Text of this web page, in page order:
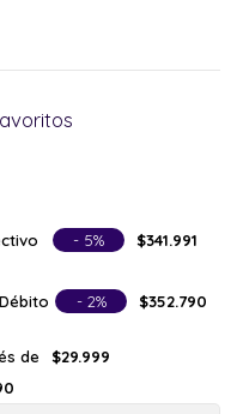
- 5% $341.991
- 2% $352.790
de
$29.999